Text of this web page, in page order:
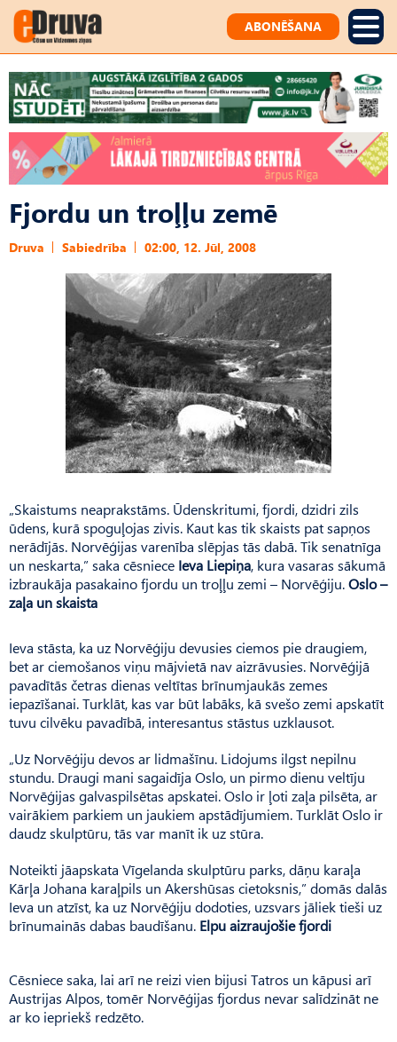
ABONĒŠANA
Fjordu un troļļu zemē
Druva Sabiedrība 02:00, 12. Jūl, 2008
„Skaistums neaprakstāms. Ūdenskritumi, fjordi, dzidri zils
ūdens, kurā spoguļojas zivis. Kaut kas tik skaists pat sapņos
nerādījās. Norvēģijas varenība slēpjas tās dabā. Tik senatnīga
un neskarta,” saka cēsniece Ieva Liepiņa, kura vasaras sākumā
izbraukāja pasakaino fjordu un troļļu zemi – Norvēģiju.Oslo –
zaļa un skaista
Ieva stāsta, ka uz Norvēģiju devusies ciemos pie draugiem,
bet ar ciemošanos viņu mājvietā nav aizrāvusies. Norvēģijā
pavadītās četras dienas veltītas brīnumjaukās zemes
iepazīšanai. Turklāt, kas var būt labāks, kā svešo zemi apskatīt
tuvu cilvēku pavadībā, interesantus stāstus uzklausot.
„Uz Norvēģiju devos ar lidmašīnu. Lidojums ilgst nepilnu
stundu. Draugi mani sagaidīja Oslo, un pirmo dienu veltīju
Norvēģijas galvaspilsētas apskatei. Oslo ir ļoti zaļa pilsēta, ar
vairākiem parkiem un jaukiem apstādījumiem. Turklāt Oslo ir
daudz skulptūru, tās var manīt ik uz stūra.
Noteikti jāapskata Vīgelanda skulptūru parks, dāņu karaļa
Kārļa Johana karaļpils un Akershūsas cietoksnis,” domās dalās
Ieva un atzīst, ka uz Norvēģiju dodoties, uzsvars jāliek tieši uz
brīnumainās dabas baudīšanu. Elpu aizraujošie fjordi
Cēsniece saka, lai arī ne reizi vien bijusi Tatros un kāpusi arī
Austrijas Alpos, tomēr Norvēģijas fjordus nevar salīdzināt ne
ar ko iepriekš redzēto.